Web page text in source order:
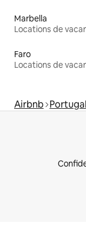
Marbella
Locations de
Faro
Locations de
Airbnb Portugal